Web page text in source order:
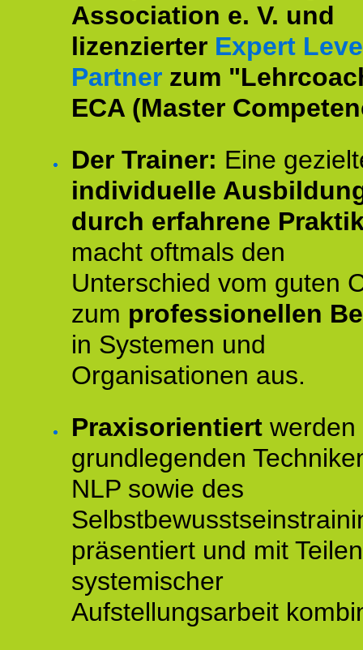
Association e. V. und
lizenzierter Expert
Partner zum
ECA (Master
Der Trainer: Eine
individuelle
durch erfahrene
macht oftmals den
Unterschied vom guten
zum professionellen
in Systemen und
Organisationen aus.
Praxisorientiert werden
grundlegenden
NLP sowie des
präsentiert und mit Teilen
systemischer
Aufstellungsarbeit